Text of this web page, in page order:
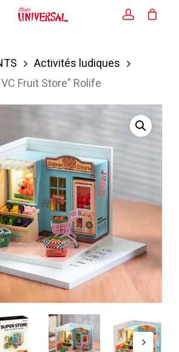
Activités ludiques
Fruit Store” Rolife